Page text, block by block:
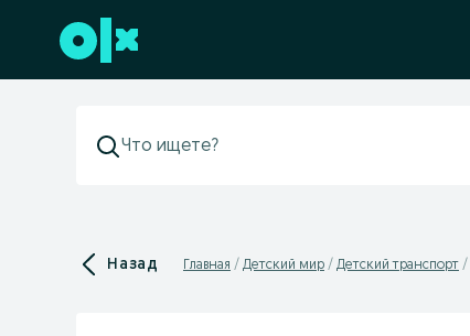
Перейти к нижнему колонтитулу
Назад Главная Детский мир Детский транспорт